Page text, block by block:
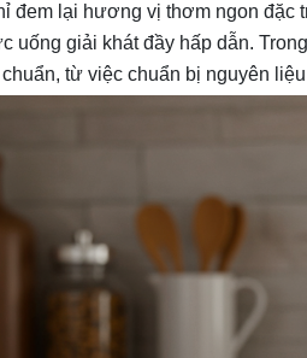
đem lại hương vị thơm ngon đặc
uống giải khát đầy hấp dẫn.
từ việc chuẩn bị nguyên